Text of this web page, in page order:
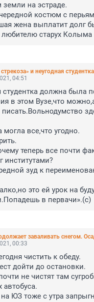
земли на эстраде.
костюм с
жена выплатит долг
старух Колыма
04:51
должна была
в этом Вузе,что
писать.Вольнодумство
могла все,что угодно.
теперь все почти
институтами?
зуд к
это ей урок на
в первачи».(с)
00:33
чистить к обеду.
дойти до остановки.
не чистят там
автобуса.
ЮЗ тоже с утра